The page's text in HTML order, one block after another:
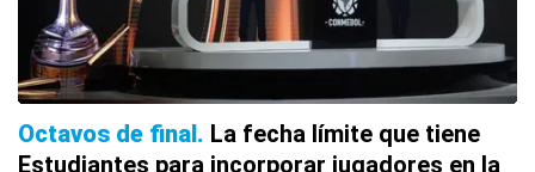
Octavos de final La fecha límite que tiene
Estudiantes para incorporar jugadores en la